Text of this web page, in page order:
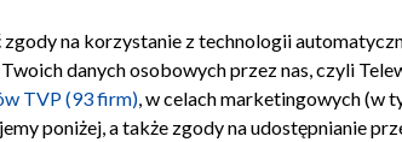
Polityka prywatności Moje zgody
na korzystanie z technologii
danych osobowych przez nas, czyli
TVP (93 firm), w celach marketingowych (w
poniżej, a także zgody na udostępnianie